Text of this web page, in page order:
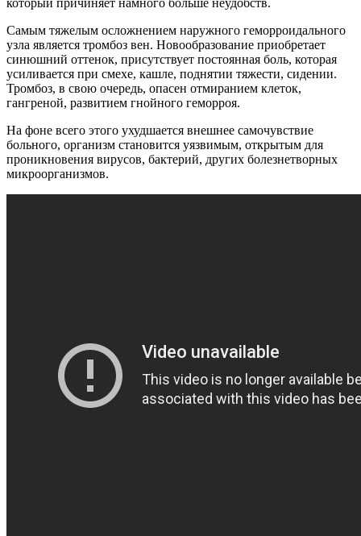
который причиняет намного больше неудобств.
Самым тяжелым осложнением наружного геморроидального
узла является тромбоз вен. Новообразование приобретает
синюшний оттенок, присутствует постоянная боль, которая
усиливается при смехе, кашле, поднятии тяжести, сидении.
Тромбоз, в свою очередь, опасен отмиранием клеток,
гангреной, развитием гнойного геморроя.
На фоне всего этого ухудшается внешнее самочувствие
больного, организм становится уязвимым, открытым для
проникновения вирусов, бактерий, других болезнетворных
микроорганизмов.